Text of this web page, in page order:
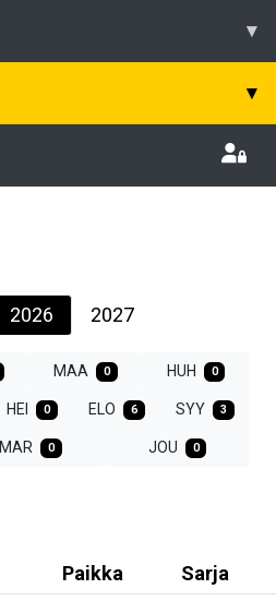
▾
▾
2026 2027
MAA 0 HUH 0
HEI 0 ELO 6 SYY 3
MAR 0 JOU 0
Paikka
Sarja